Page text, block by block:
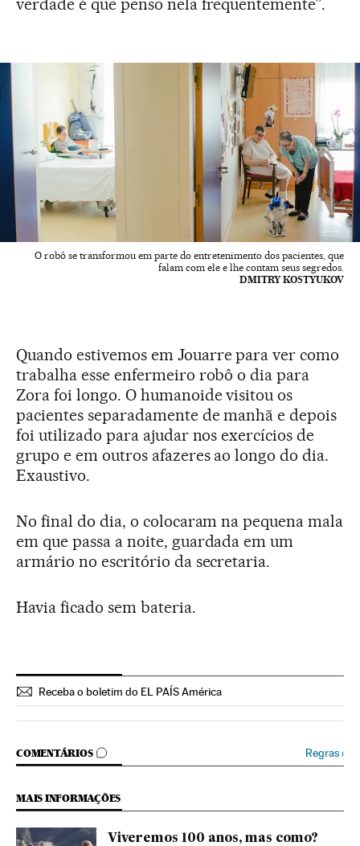
O robô se transformou em parte do entretenimento dos pacientes, que
falam com ele e lhe contam seus segredos.
DMITRY KOSTYUKOV
Quando estivemos em Jouarre para ver como
trabalha esse enfermeiro robô o dia para
Zora foi longo. O humanoide visitou os
pacientes separadamente de manhã e depois
foi utilizado para ajudar nos exercícios de
grupo e em outros afazeres ao longo do dia.
Exaustivo.
No final do dia, o colocaram na pequena mala
em que passa a noite, guardada em um
armário no escritório da secretaria.
Havia ficado sem bateria.
Receba o boletim do EL PAÍS América
COMENTÁRIOS
COMENTÁRIOS Regras›
MAIS INFORMAÇÕES
Viveremos 100 anos, mas como?